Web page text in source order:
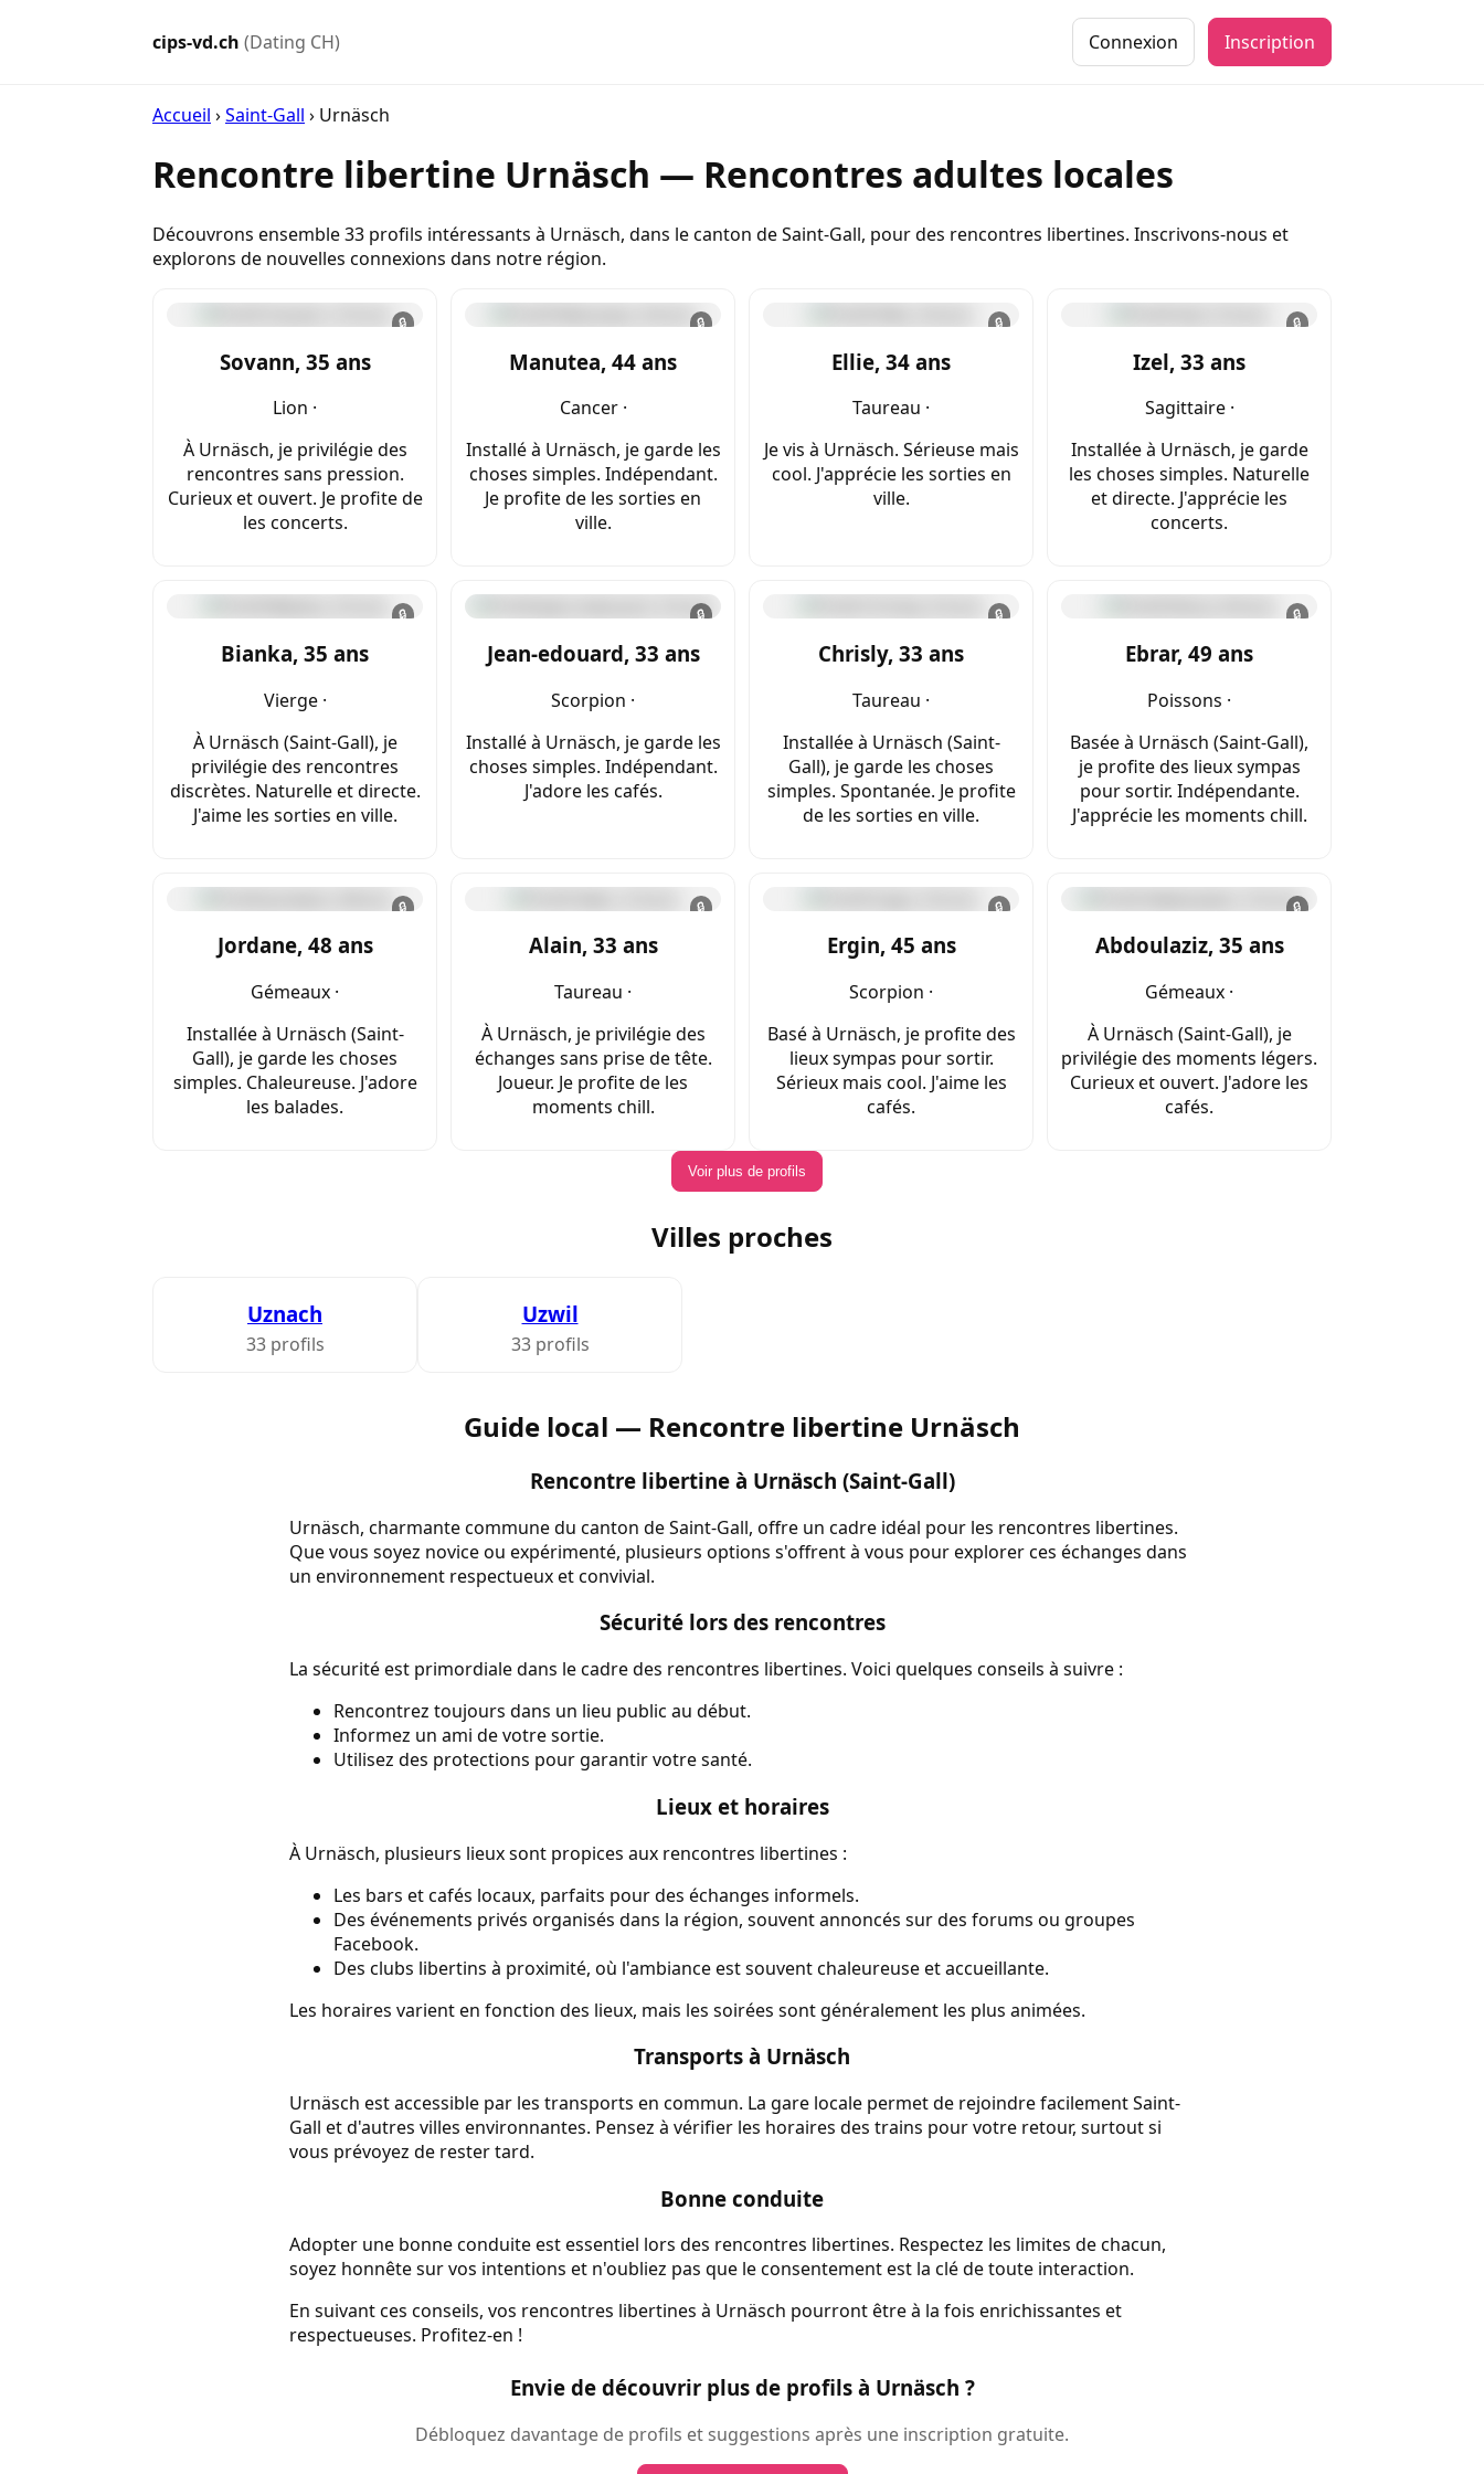
cips-vd.ch (Dating CH) Connexion Inscription
Accueil ›Saint-Gall › Urnäsch
Rencontre libertine Urnäsch — Rencontres adultes locales
Découvrons ensemble 33 profils intéressants à Urnäsch, dans le canton de Saint-Gall, pour des rencontres libertines. Inscrivons-nous et
explorons de nouvelles connexions dans notre région.
🔒
Sovann, 35 ans
Lion ·
À Urnäsch, je privilégie des
rencontres sans pression.
Curieux et ouvert. Je profite de
les concerts.
🔒
Manutea, 44 ans
Cancer ·
Installé à Urnäsch, je garde les
choses simples. Indépendant.
Je profite de les sorties en
ville.
🔒
Ellie, 34 ans
Taureau ·
Je vis à Urnäsch. Sérieuse mais
cool. J'apprécie les sorties en
ville.
🔒
Izel, 33 ans
Sagittaire ·
Installée à Urnäsch, je garde
les choses simples. Naturelle
et directe. J'apprécie les
concerts.
🔒
Bianka, 35 ans
Vierge ·
À Urnäsch (Saint-Gall), je
privilégie des rencontres
discrètes. Naturelle et directe.
J'aime les sorties en ville.
🔒
Jean-edouard, 33 ans
Scorpion ·
Installé à Urnäsch, je garde les
choses simples. Indépendant.
J'adore les cafés.
🔒
Chrisly, 33 ans
Taureau ·
Installée à Urnäsch (Saint-
Gall), je garde les choses
simples. Spontanée. Je profite
de les sorties en ville.
🔒
Ebrar, 49 ans
Poissons ·
Basée à Urnäsch (Saint-Gall),
je profite des lieux sympas
pour sortir. Indépendante.
J'apprécie les moments chill.
🔒
Jordane, 48 ans
Gémeaux ·
Installée à Urnäsch (Saint-
Gall), je garde les choses
simples. Chaleureuse. J'adore
les balades.
🔒
Alain, 33 ans
Taureau ·
À Urnäsch, je privilégie des
échanges sans prise de tête.
Joueur. Je profite de les
moments chill.
🔒
Ergin, 45 ans
Scorpion ·
Basé à Urnäsch, je profite des
lieux sympas pour sortir.
Sérieux mais cool. J'aime les
cafés.
🔒
Abdoulaziz, 35 ans
Gémeaux ·
À Urnäsch (Saint-Gall), je
privilégie des moments légers.
Curieux et ouvert. J'adore les
cafés.
Voir plus de profils
Villes proches
Uznach
33 profils
Uzwil
33 profils
Guide local — Rencontre libertine Urnäsch
Rencontre libertine à Urnäsch (Saint-Gall)
Urnäsch, charmante commune du canton de Saint-Gall, offre un cadre idéal pour les rencontres libertines.
Que vous soyez novice ou expérimenté, plusieurs options s'offrent à vous pour explorer ces échanges dans
un environnement respectueux et convivial.
Sécurité lors des rencontres
La sécurité est primordiale dans le cadre des rencontres libertines. Voici quelques conseils à suivre :
Rencontrez toujours dans un lieu public au début.
Informez un ami de votre sortie.
Utilisez des protections pour garantir votre santé.
Lieux et horaires
À Urnäsch, plusieurs lieux sont propices aux rencontres libertines :
Les bars et cafés locaux, parfaits pour des échanges informels.
Des événements privés organisés dans la région, souvent annoncés sur des forums ou groupes
Facebook.
Des clubs libertins à proximité, où l'ambiance est souvent chaleureuse et accueillante.
Les horaires varient en fonction des lieux, mais les soirées sont généralement les plus animées.
Transports à Urnäsch
Urnäsch est accessible par les transports en commun. La gare locale permet de rejoindre facilement Saint-
Gall et d'autres villes environnantes. Pensez à vérifier les horaires des trains pour votre retour, surtout si
vous prévoyez de rester tard.
Bonne conduite
Adopter une bonne conduite est essentiel lors des rencontres libertines. Respectez les limites de chacun,
soyez honnête sur vos intentions et n'oubliez pas que le consentement est la clé de toute interaction.
En suivant ces conseils, vos rencontres libertines à Urnäsch pourront être à la fois enrichissantes et
respectueuses. Profitez-en !
Envie de découvrir plus de profils à Urnäsch ?
Débloquez davantage de profils et suggestions après une inscription gratuite.